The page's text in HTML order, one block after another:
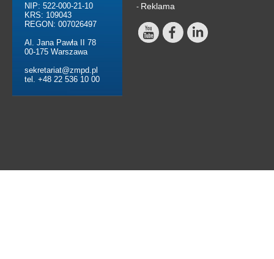
NIP: 522-000-21-10
KRS: 109043
REGON: 007026497
Al. Jana Pawła II 78
00-175 Warszawa
sekretariat@zmpd.pl
tel. +48 22 536 10 00
- Reklama